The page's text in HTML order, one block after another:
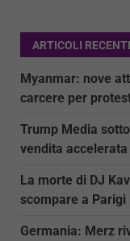
ARTICOLI RECENTI
Myanmar: nove
carcere per
Trump Media
vendita
La morte di DJ
scompare a Parigi
Germania: Merz